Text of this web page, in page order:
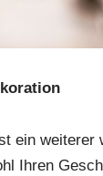
ein
Ihren